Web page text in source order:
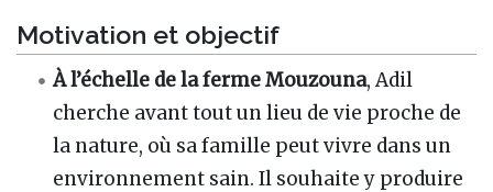
Motivation et objectif
À l’échelle de la ferme Mouzouna, Adil
cherche avant tout un lieu de vie proche de
la nature, où sa famille peut vivre dans un
environnement sain. Il souhaite y produire